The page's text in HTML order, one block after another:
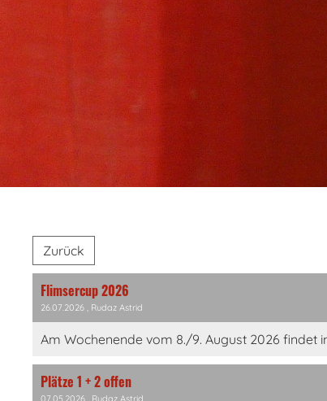
Zurück
Flimsercup 2026
26.07.2026 , Rudaz Astrid
Am Wochenende vom 8./9. August 2026 findet
Plätze 1 + 2 offen
07.05.2026 , Rudaz Astrid